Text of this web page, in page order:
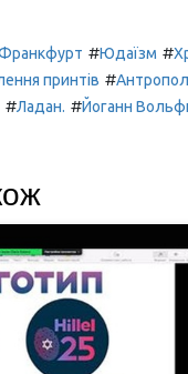
#Юдаїзм #
принтів #
#Ладан. #Йоганн